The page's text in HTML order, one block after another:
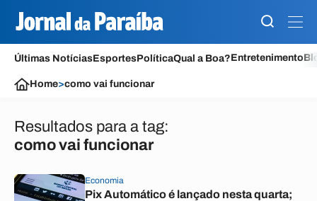
Últimas NotíciasEsportesPolíticaQual a Boa?Entretenimento
Home>como vai funcionar
Resultados para a tag:
como vai funcionar
Economia
Pix Automático é lançado nesta quarta;